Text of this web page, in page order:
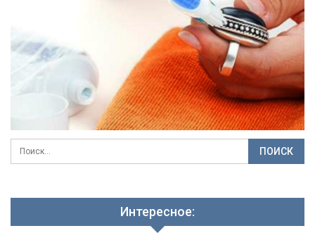
Интересное: